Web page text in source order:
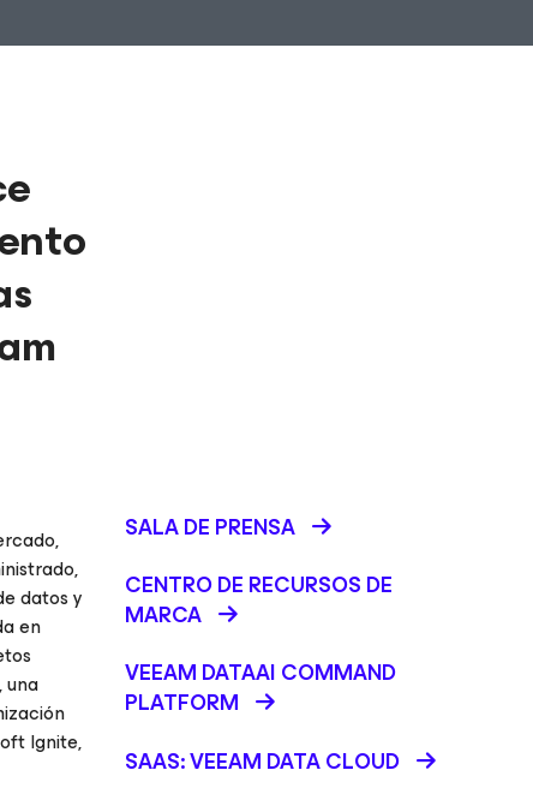
datos y
en
una
Ignite,
SALA DE PRENSA
CENTRO DE RECURSOS DE
MARCA
VEEAM DATAAI COMMAND
PLATFORM
SAAS: VEEAM DATA CLOUD